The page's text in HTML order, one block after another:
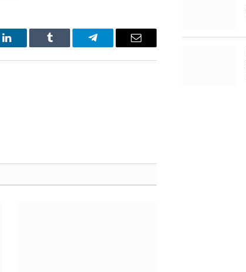
LinkedIn Tumblr Telegram Correo